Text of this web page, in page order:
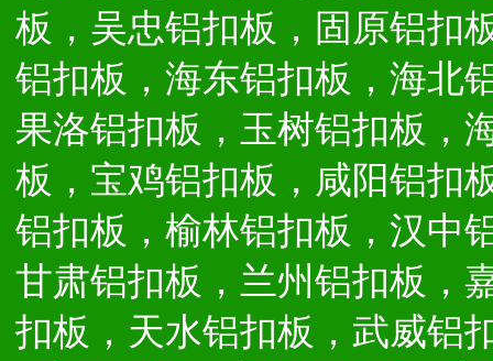
板，吴忠铝扣板，固原铝扣
铝扣板，海东铝扣板，海北
果洛铝扣板，玉树铝扣板，
板，宝鸡铝扣板，咸阳铝扣
铝扣板，榆林铝扣板，汉中
甘肃铝扣板，兰州铝扣板，
扣板，天水铝扣板，武威铝